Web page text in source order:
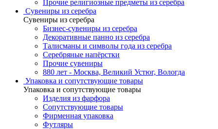
Прочие религиозные предметы из серебра
Сувениры из серебра
Сувениры из серебра
Бизнес-сувениры из серебра
Декоративные панно из серебра
Талисманы и символы года из серебра
Серебряные напёрстки
Прочие сувениры
880 лет - Москва, Великий Устюг, Вологда
Упаковка и сопутствующие товары
Упаковка и сопутствующие товары
Изделия из фарфора
Сопутствующие товары
Фирменная упаковка
Футляры